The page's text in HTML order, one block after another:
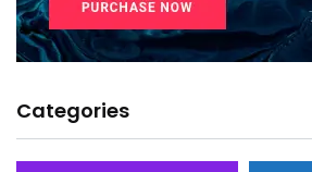
Categories